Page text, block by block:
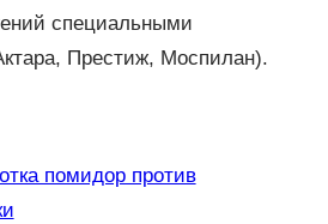
специальными
Престиж, Моспилан).
помидор против